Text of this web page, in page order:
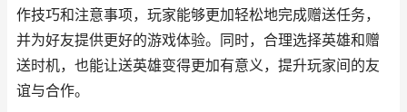
作技巧和注意事项，玩家能够更加轻松地完成赠送任务，
并为好友提供更好的游戏体验。同时，合理选择英雄和赠
送时机，也能让送英雄变得更加有意义，提升玩家间的友
谊与合作。